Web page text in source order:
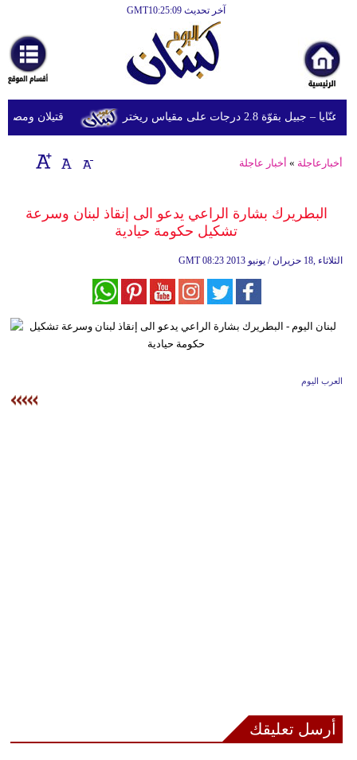
آخر تحديث GMT10:25:09
أخبارعاجلة
رياضة
ثقافة
إقتصاد
وموسيقى
ديكور
قتيلان ومصابون جراء 14 غارة إسرائيلية على 2.8 درجات على مقياس ريختر
أخبارعاجلة » أخبار عاجلة
البطريرك بشارة الراعي يدعو الى إنقاذ لبنان وسرعة
تشكيل حكومة حيادية
GMT 08:23 2013 الثلاثاء ,18 حزيران / يونيو
العرب اليوم
أرسل تعليقك